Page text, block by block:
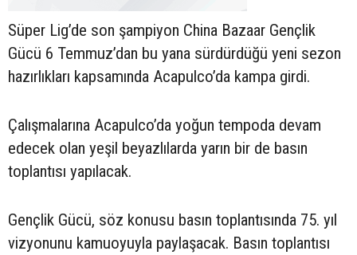
Süper Lig’de son şampiyon China Bazaar Gençlik
Gücü 6 Temmuz’dan bu yana sürdürdüğü yeni sezon
hazırlıkları kapsamında Acapulco’da kampa girdi.
Çalışmalarına Acapulco’da yoğun tempoda devam
edecek olan yeşil beyazlılarda yarın bir de basın
toplantısı yapılacak.
Gençlik Gücü, söz konusu basın toplantısında 75. yıl
vizyonunu kamuoyuyla paylaşacak. Basın toplantısı